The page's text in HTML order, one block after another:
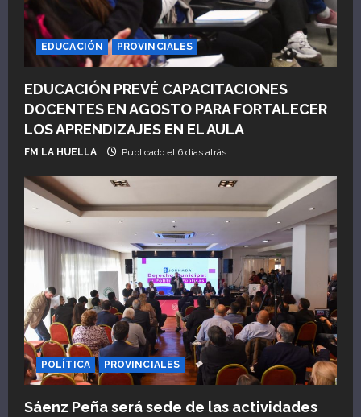
EDUCACIÓN PROVINCIALES
EDUCACIÓN PREVÉ CAPACITACIONES
DOCENTES EN AGOSTO PARA FORTALECER
LOS APRENDIZAJES EN EL AULA
FM LA HUELLA Publicado el 6 días atrás
POLÍTICA PROVINCIALES
Sáenz Peña será sede de las actividades